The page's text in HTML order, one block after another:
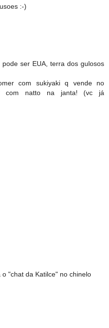
:-)
ser EUA, terra dos gulosos
com sukiyaki q vende no
com natto na janta! (vc já
o "chat da Katilce" no chinelo